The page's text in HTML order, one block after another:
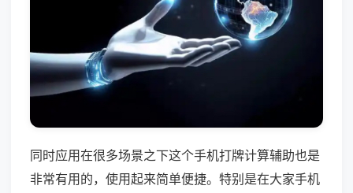
同时应用在很多场景之下这个手机打牌计算辅助也是
非常有用的，使用起来简单便捷。特别是在大家手机